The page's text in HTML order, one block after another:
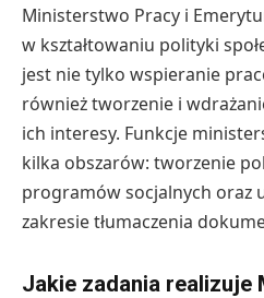
Ministerstwo Pracy i
w kształtowaniu polityki
jest nie tylko wspieranie
również tworzenie i
ich interesy. Funkcje
kilka obszarów: tworzenie
programów socjalnych oraz
zakresie tłumaczenia
Jakie zadania realizuje